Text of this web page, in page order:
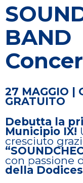
BAND
27 MAGGIO |
GRATUITO
Debutta la
Municipio IX!
cresciuto
con passione
della